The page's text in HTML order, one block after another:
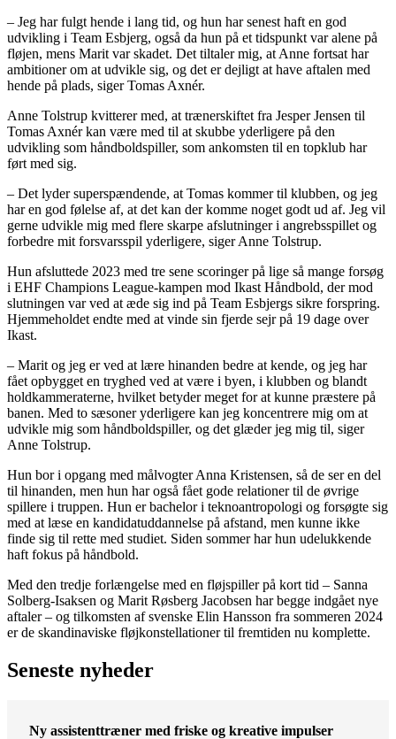
– Jeg har fulgt hende i lang tid, og hun har senest haft en god
udvikling i Team Esbjerg, også da hun på et tidspunkt var alene på
fløjen, mens Marit var skadet. Det tiltaler mig, at Anne fortsat har
ambitioner om at udvikle sig, og det er dejligt at have aftalen med
hende på plads, siger Tomas Axnér.
Anne Tolstrup kvitterer med, at trænerskiftet fra Jesper Jensen til
Tomas Axnér kan være med til at skubbe yderligere på den
udvikling som håndboldspiller, som ankomsten til en topklub har
ført med sig.
– Det lyder superspændende, at Tomas kommer til klubben, og jeg
har en god følelse af, at det kan der komme noget godt ud af. Jeg vil
gerne udvikle mig med flere skarpe afslutninger i angrebsspillet og
forbedre mit forsvarsspil yderligere, siger Anne Tolstrup.
Hun afsluttede 2023 med tre sene scoringer på lige så mange forsøg
i EHF Champions League-kampen mod Ikast Håndbold, der mod
slutningen var ved at æde sig ind på Team Esbjergs sikre forspring.
Hjemmeholdet endte med at vinde sin fjerde sejr på 19 dage over
Ikast.
– Marit og jeg er ved at lære hinanden bedre at kende, og jeg har
fået opbygget en tryghed ved at være i byen, i klubben og blandt
holdkammeraterne, hvilket betyder meget for at kunne præstere på
banen. Med to sæsoner yderligere kan jeg koncentrere mig om at
udvikle mig som håndboldspiller, og det glæder jeg mig til, siger
Anne Tolstrup.
Hun bor i opgang med målvogter Anna Kristensen, så de ser en del
til hinanden, men hun har også fået gode relationer til de øvrige
spillere i truppen. Hun er bachelor i teknoantropologi og forsøgte sig
med at læse en kandidatuddannelse på afstand, men kunne ikke
finde sig til rette med studiet. Siden sommer har hun udelukkende
haft fokus på håndbold.
Med den tredje forlængelse med en fløjspiller på kort tid – Sanna
Solberg-Isaksen og Marit Røsberg Jacobsen har begge indgået nye
aftaler – og tilkomsten af svenske Elin Hansson fra sommeren 2024
er de skandinaviske fløjkonstellationer til fremtiden nu komplette.
Seneste nyheder
Ny assistenttræner med friske og kreative impulser